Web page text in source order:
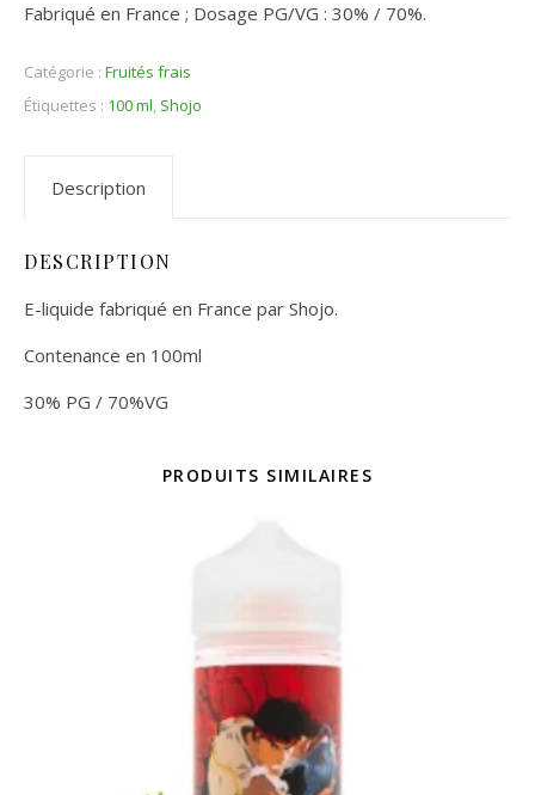
Fabriqué en France ; Dosage PG/VG : 30% / 70%.
Catégorie : Fruités frais
Étiquettes : 100 ml, Shojo
Description
DESCRIPTION
E-liquide fabriqué en France par Shojo.
Contenance en 100ml
30% PG / 70%VG
PRODUITS SIMILAIRES